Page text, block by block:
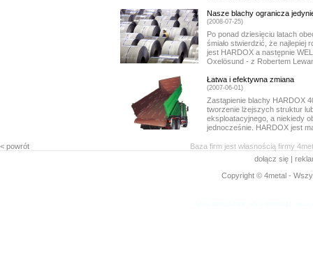
Nasze blachy ogranicza
(2008-07-25)
Po ponad dziesięciu latach
śmiało stwierdzić, że najlepiej
jest HARDOX a następnie
Oxelösund - z Robertem
Łatwa i efektywna zmiana
(2007-06-01)
Zastąpienie blachy HARDOX
tworzenie lżejszych struktur
eksploatacyjnego, a niekiedy
jednocześnie. HARDOX jest
< powrót
Baza firm jest własnością firmy
dołącz się |
Copyright © 4metal -